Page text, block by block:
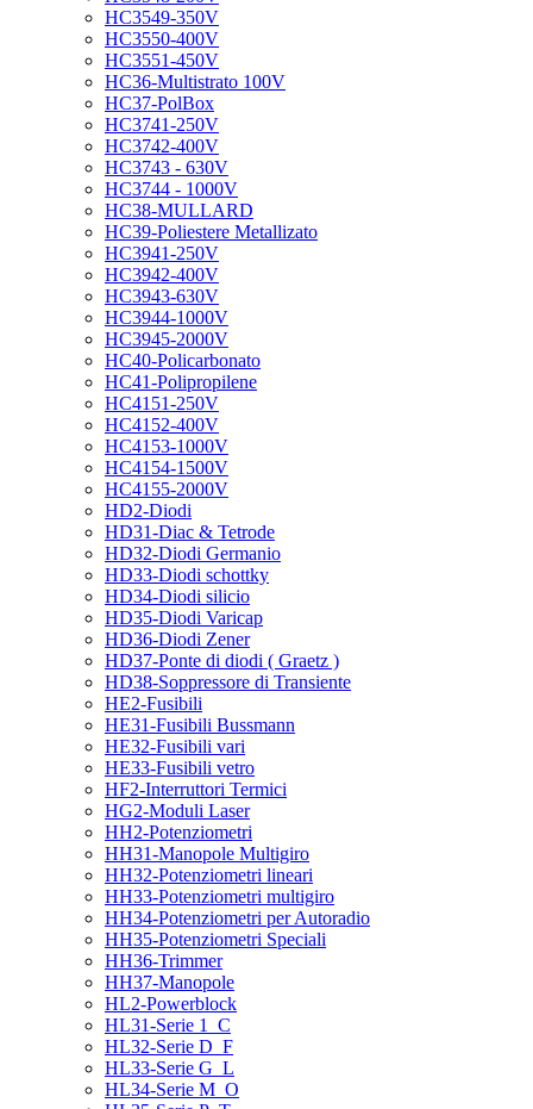
HC3549-350V
HC3550-400V
HC3551-450V
HC36-Multistrato 100V
HC37-PolBox
HC3741-250V
HC3742-400V
HC3743 - 630V
HC3744 - 1000V
HC38-MULLARD
HC39-Poliestere Metallizato
HC3941-250V
HC3942-400V
HC3943-630V
HC3944-1000V
HC3945-2000V
HC40-Policarbonato
HC41-Polipropilene
HC4151-250V
HC4152-400V
HC4153-1000V
HC4154-1500V
HC4155-2000V
HD2-Diodi
HD31-Diac & Tetrode
HD32-Diodi Germanio
HD33-Diodi schottky
HD34-Diodi silicio
HD35-Diodi Varicap
HD36-Diodi Zener
HD37-Ponte di diodi ( Graetz )
HD38-Soppressore di Transiente
HE2-Fusibili
HE31-Fusibili Bussmann
HE32-Fusibili vari
HE33-Fusibili vetro
HF2-Interruttori Termici
HG2-Moduli Laser
HH2-Potenziometri
HH31-Manopole Multigiro
HH32-Potenziometri lineari
HH33-Potenziometri multigiro
HH34-Potenziometri per Autoradio
HH35-Potenziometri Speciali
HH36-Trimmer
HH37-Manopole
HL2-Powerblock
HL31-Serie 1_C
HL32-Serie D_F
HL33-Serie G_L
HL34-Serie M_O